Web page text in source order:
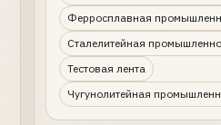
Ферросплавная
Сталелитейная
Тестовая лента
Чугунолитейная